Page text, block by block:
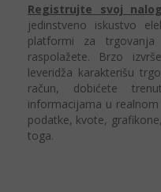
Registrujte svoj
jedinstveno iskustvo
platformi za
raspolažete. Brzo
leveridža karakterišu
račun, dobićete
informacijama u
podatke, kvote,
toga.